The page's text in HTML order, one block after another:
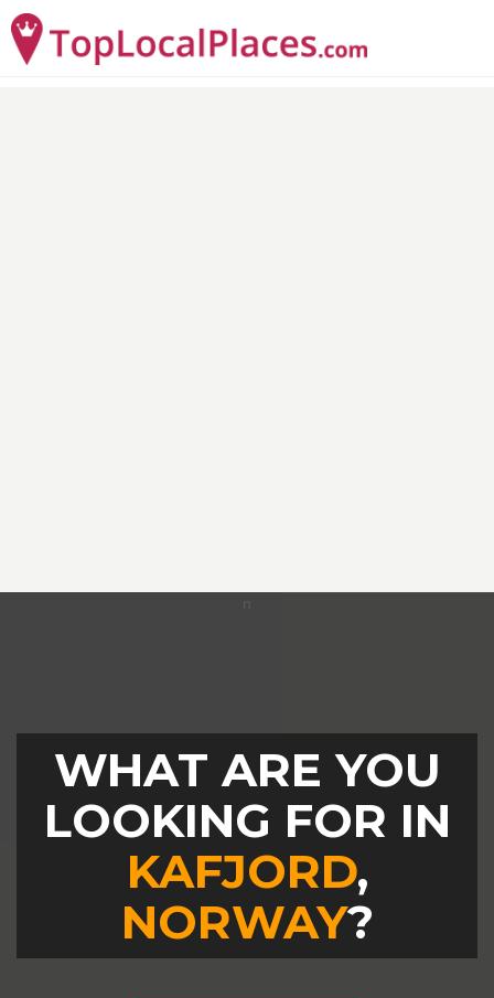
WHAT ARE YOU
LOOKING FOR IN
KAFJORD,
NORWAY?